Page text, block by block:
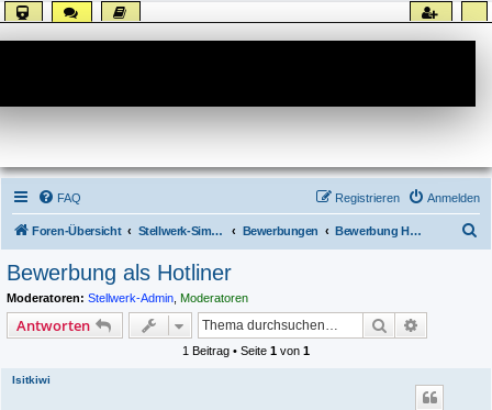
FAQ Anmelden
Registrieren
Foren-Übersicht Stellwerk-Sim allgemein Bewerbungen Bewerbung Hotline
Bewerbung als Hotliner
Moderatoren: Stellwerk-Admin Moderatoren
Antworten Suche
1 Beitrag • Seite 1 von 1
Isitkiwi